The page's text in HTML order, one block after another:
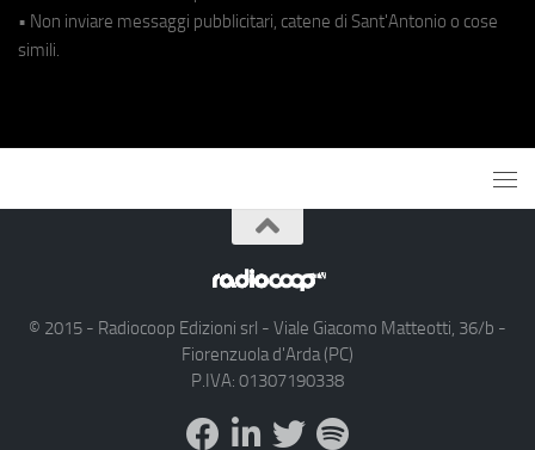
• Non inviare messaggi pubblicitari, catene di Sant'Antonio o cose
simili.
© 2015 - Radiocoop Edizioni srl - Viale Giacomo Matteotti, 36/b -
Fiorenzuola d'Arda (PC)
P.IVA: 01307190338